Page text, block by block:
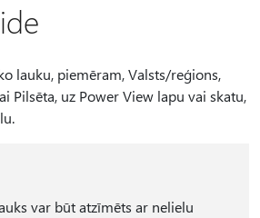
lauku, piemēram, Valsts/reģions,
Pilsēta, uz Power View lapu vai skatu,
var būt atzīmēts ar nelielu